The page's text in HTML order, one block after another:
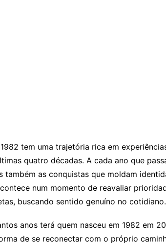
tem uma trajetória rica em
quatro décadas. A cada ano que
também as conquistas que moldam
num momento de reavaliar
buscando sentido genuíno no cotidiano.
anos terá quem nasceu em 1982 em
de se reconectar com o próprio